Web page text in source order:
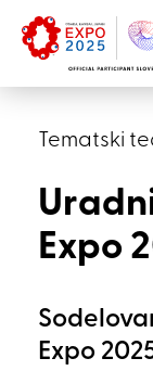
Tematski
Expo
Expo